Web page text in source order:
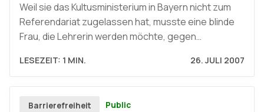
Weil sie das Kultusministerium in Bayern nicht zum
Referendariat zugelassen hat, musste eine blinde
Frau, die Lehrerin werden möchte, gegen…
LESEZEIT: 1 MIN. 26. JULI 2007
Barrierefreiheit Public